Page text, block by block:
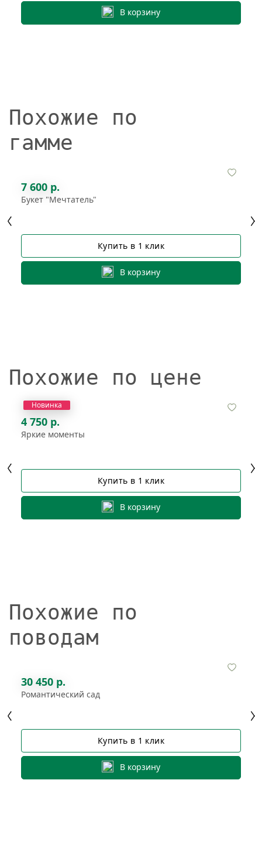
В корзину
Похожие по
гамме
7 600 р.
Букет "Мечтатель"
Купить в 1 клик
В корзину
Похожие по цене
Новинка
4 750 р.
Яркие моменты
Купить в 1 клик
В корзину
Похожие по
поводам
30 450 р.
Романтический сад
Купить в 1 клик
В корзину